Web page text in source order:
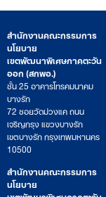
สำนักงานคณะกรรมการ
นโยบาย
เขตพัฒนาพิเศษภาคตะวัน
ออก (สกพอ.)
ชั้น 25 อาคารโทรคมนาคม
บางรัก
72 ซอยวัดม่วงแค ถนน
เจริญกรุง แขวงบางรัก
เขตบางรัก กรุงเทพมหานคร
10500
สำนักงานคณะกรรมการ
นโยบาย